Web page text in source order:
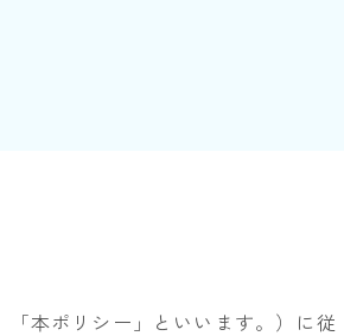
本ポリシー」といいます。）に従